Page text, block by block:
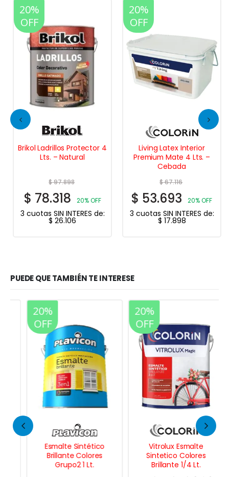
20%
OFF
Brikol Ladrillos Protector 4
Lts. – Natural
$97.898
$ 78.318 20% OFF
3 cuotas SIN INTERES de:
$ 26.106
20%
OFF
Living Latex Interior
Premium Mate 4 Lts. –
Cebada
$67.116
$ 53.693 20% OFF
3 cuotas SIN INTERES de:
$ 17.898
PUEDE QUE TAMBIÉN TE INTERESE
20%
OFF
Esmalte Sintético
Brillante Colores
Grupo2 1 Lt.
20%
OFF
Vitrolux Esmalte
Sintetico Colores
Brillante 1/4 Lt.